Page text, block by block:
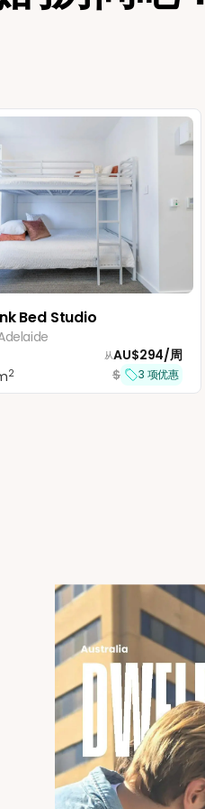
Bed Studio
2
从AU$294/周
$
3 项优惠